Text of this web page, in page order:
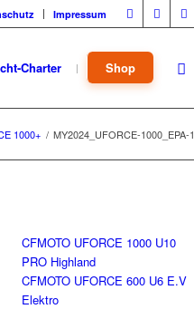
Impressum
Charter Shop
1000+ / MY2024_UFORCE-1000_EPA-1
CFMOTO UFORCE 1000 U10
PRO Highland
CFMOTO UFORCE 600 U6 E.V
Elektro